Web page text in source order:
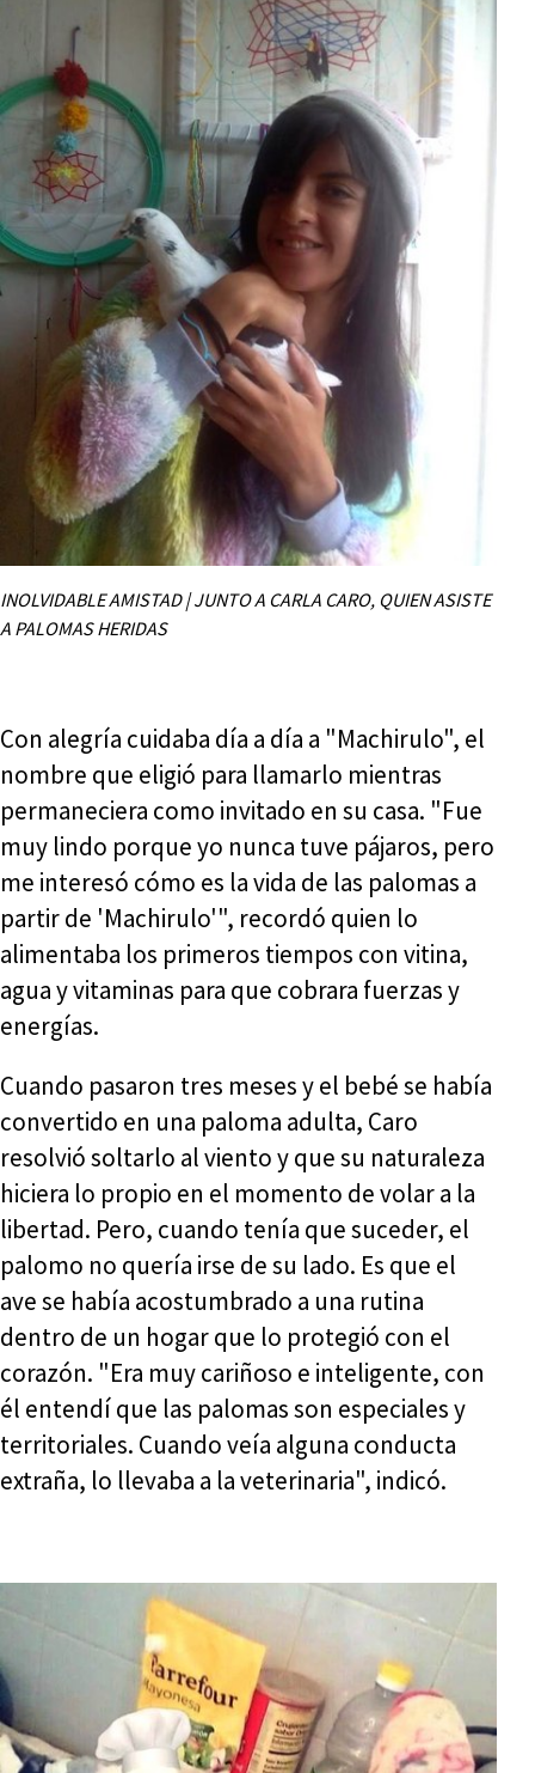
INOLVIDABLE AMISTAD | JUNTO A CARLA CARO, QUIEN ASISTE
A PALOMAS HERIDAS
Con alegría cuidaba día a día a "Machirulo", el
nombre que eligió para llamarlo mientras
permaneciera como invitado en su casa. "Fue
muy lindo porque yo nunca tuve pájaros, pero
me interesó cómo es la vida de las palomas a
partir de 'Machirulo'", recordó quien lo
alimentaba los primeros tiempos con vitina,
agua y vitaminas para que cobrara fuerzas y
energías.
Cuando pasaron tres meses y el bebé se había
convertido en una paloma adulta, Caro
resolvió soltarlo al viento y que su naturaleza
hiciera lo propio en el momento de volar a la
libertad. Pero, cuando tenía que suceder, el
palomo no quería irse de su lado. Es que el
ave se había acostumbrado a una rutina
dentro de un hogar que lo protegió con el
corazón. "Era muy cariñoso e inteligente, con
él entendí que las palomas son especiales y
territoriales. Cuando veía alguna conducta
extraña, lo llevaba a la veterinaria", indicó.